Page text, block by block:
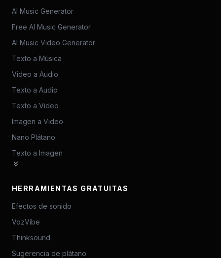
AI Music Generator
Free AI Music Generator
AI Music Video Generator
Texto a Música
Video a Audio
Texto a Audio
Texto a Video
Imagen a Video
Nano Plátano
Texto a Imagen
HERRAMIENTAS GRATUITAS
Efectos de sonido
VozVibe
Thinksound
Sugerencia de plátano